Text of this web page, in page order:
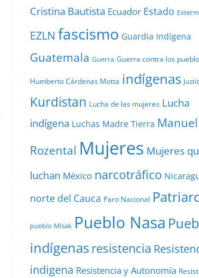
Cristina Bautista Ecuador Estado
EZLN fascismo Guardia Indígena
Guatemala Guerra Guerra contra los
Humberto Cárdenas Motta indígenas
Kurdistan Lucha de las mujeres Lucha
indígena Luchas Madre Tierra Manuel
Rozental Mujeres Mujeres
luchan México narcotráfico
norte del Cauca Paro Nacional
pueblo Misak Pueblo Nasa
indígenasresistencia
indigena Resistencia y Autonomía